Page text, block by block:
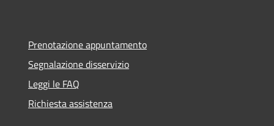
Prenotazione appuntamento
Segnalazione disservizio
Leggi le FAQ
Richiesta assistenza